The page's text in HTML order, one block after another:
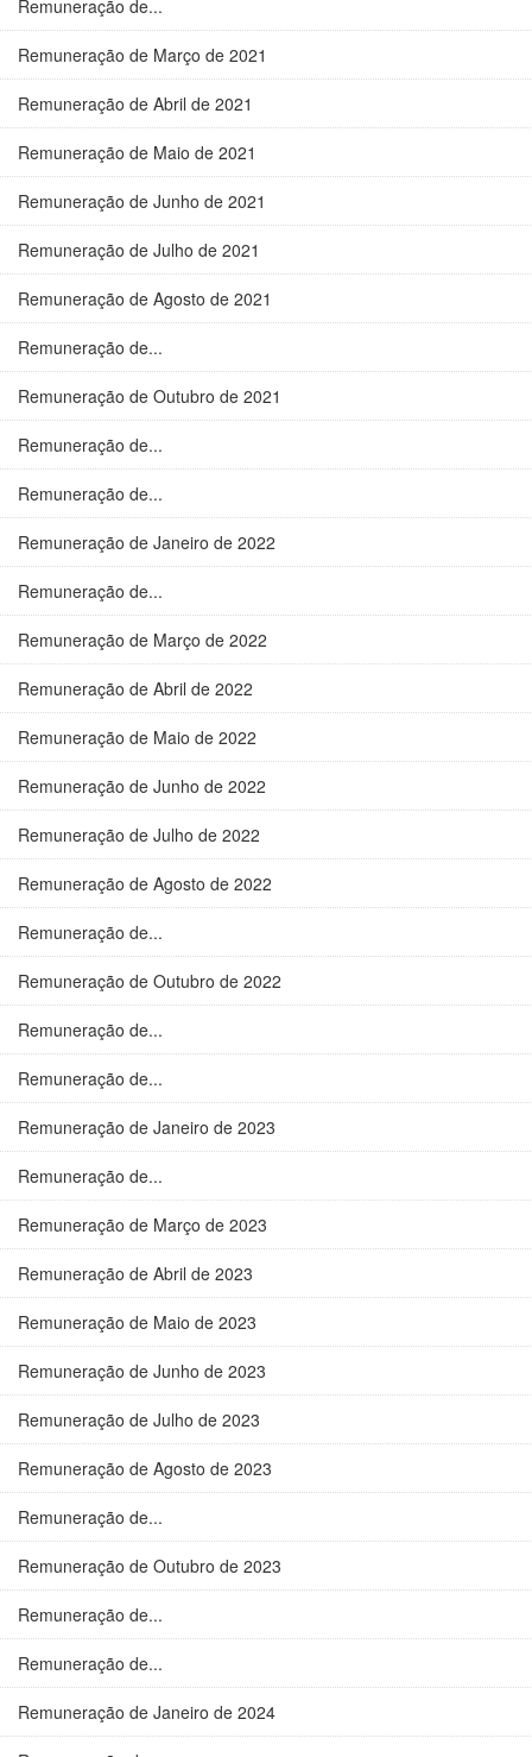
Remuneração de...
Remuneração de Março de 2021
Remuneração de Abril de 2021
Remuneração de Maio de 2021
Remuneração de Junho de 2021
Remuneração de Julho de 2021
Remuneração de Agosto de 2021
Remuneração de...
Remuneração de Outubro de 2021
Remuneração de...
Remuneração de...
Remuneração de Janeiro de 2022
Remuneração de...
Remuneração de Março de 2022
Remuneração de Abril de 2022
Remuneração de Maio de 2022
Remuneração de Junho de 2022
Remuneração de Julho de 2022
Remuneração de Agosto de 2022
Remuneração de...
Remuneração de Outubro de 2022
Remuneração de...
Remuneração de...
Remuneração de Janeiro de 2023
Remuneração de...
Remuneração de Março de 2023
Remuneração de Abril de 2023
Remuneração de Maio de 2023
Remuneração de Junho de 2023
Remuneração de Julho de 2023
Remuneração de Agosto de 2023
Remuneração de...
Remuneração de Outubro de 2023
Remuneração de...
Remuneração de...
Remuneração de Janeiro de 2024